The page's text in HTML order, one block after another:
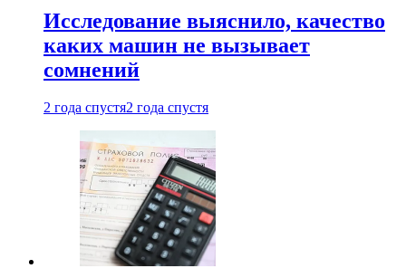
Исследование выяснило, качество
каких машин не вызывает
сомнений
2 года спустя2 года спустя